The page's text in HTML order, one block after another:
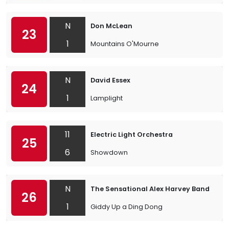
23
N
1
Don McLean
Mountains O'Mourne
24
N
1
David Essex
Lamplight
25
11
6
Electric Light Orchestra
Showdown
26
N
1
The Sensational Alex Harvey Band
Giddy Up a Ding Dong